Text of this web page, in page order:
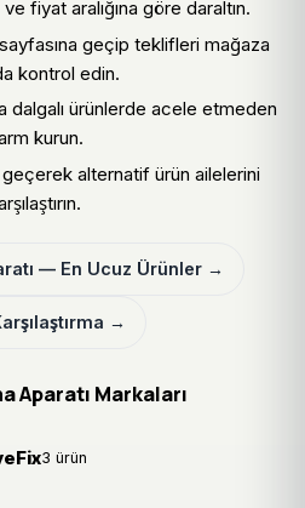
fiyat aralığına göre daraltın.
geçip teklifleri mağaza
kontrol edin.
dalgalı ürünlerde acele etmeden
kurun.
alternatif ürün ailelerini
— En Ucuz Ürünler →
→
Aparatı Markaları
3 ürün